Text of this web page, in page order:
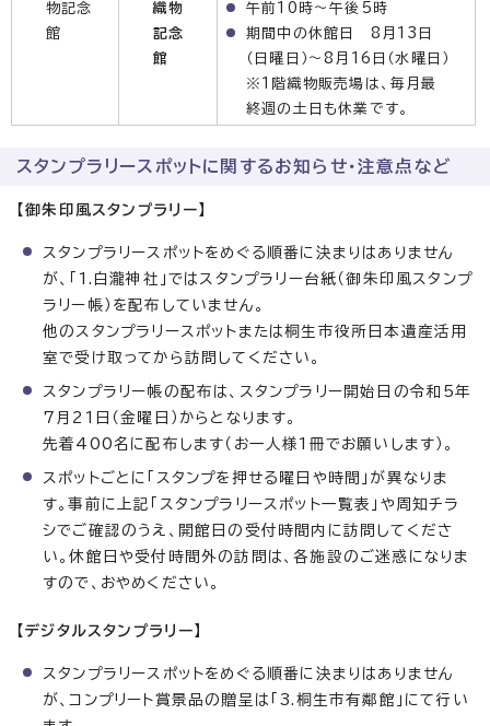
物記念
館
織物
記念
館
午前10時～午後5時
期間中の休館日 8月13日
（日曜日）～8月16日（水曜日）
※1階織物販売場は、毎月最
終週の土日も休業です。
スタンプラリースポットに関するお知らせ・注意点など
【御朱印風スタンプラリー】
スタンプラリースポットをめぐる順番に決まりはありません
が、「1.白瀧神社」ではスタンプラリー台紙（御朱印風スタンプ
ラリー帳）を配布していません。
他のスタンプラリースポットまたは桐生市役所日本遺産活用
室で受け取ってから訪問してください。
スタンプラリー帳の配布は、スタンプラリー開始日の令和5年
7月21日（金曜日）からとなります。
先着400名に配布します（お一人様1冊でお願いします）。
スポットごとに「スタンプを押せる曜日や時間」が異なりま
す。事前に上記「スタンプラリースポット一覧表」や周知チラ
シでご確認のうえ、開館日の受付時間内に訪問してくださ
い。休館日や受付時間外の訪問は、各施設のご迷惑になりま
すので、おやめください。
【デジタルスタンプラリー】
スタンプラリースポットをめぐる順番に決まりはありません
が、コンプリート賞景品の贈呈は「3.桐生市有鄰館」にて行い